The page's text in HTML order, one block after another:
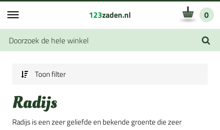
123zaden.nl 0
Toon filter
Radijs
Radijs is een zeer geliefde en bekende groente die zeer